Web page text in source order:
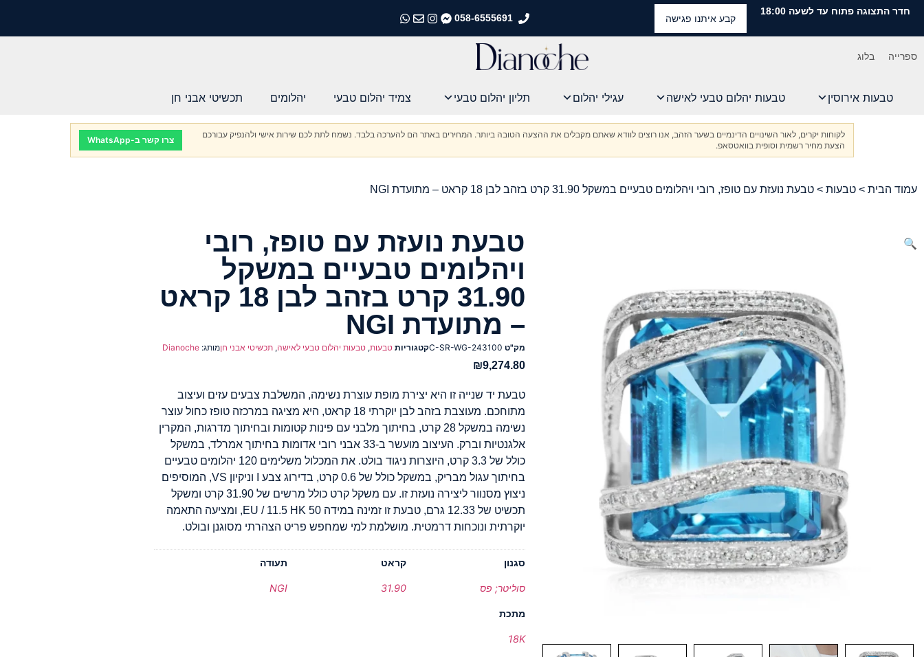
חדר התצוגה פתוח עד לשעה 18:00
קבע איתנו פגישה 058-6555691
התקשרו אלינו
התקשרו אלינו
התקשרו אלינו
התקשרו אלינו
ספרייה בלוג
טבעות אירוסין טבעות יהלום טבעי לאישה עגילי יהלום תליון יהלום טבעי צמיד יהלום טבעי יהלומים תכשיטי אבני חן
לקוחות יקרים, לאור השינויים הדינמיים בשער הזהב, אנו רוצים לוודא שאתם מקבלים את ההצעה הטובה ביותר. המחירים באתר הם להערכה בלבד. נשמח לתת לכם שירות אישי ולהנפיק עבורכם
הצעת מחיר רשמית וסופית בוואטסאפ.
צרו קשר ב-WhatsApp
עמוד הבית > טבעות > טבעת נועזת עם טופז, רובי ויהלומים טבעיים במשקל 31.90 קרט בזהב לבן 18 קראט – מתועדת NGI
🔍
טבעת נועזת עם טופז, רובי
ויהלומים טבעיים במשקל
31.90 קרט בזהב לבן 18 קראט
– מתועדת NGI
מק"ט C-SR-WG-243100קטגוריות טבעות, טבעות יהלום טבעי לאישה, תכשיטי אבני חןמותג: Dianoche
₪9,274.80
טבעת יד שנייה זו היא יצירת מופת עוצרת נשימה, המשלבת צבעים עזים ועיצוב
מתוחכם. מעוצבת בזהב לבן יוקרתי 18 קראט, היא מציגה במרכזה טופז כחול עוצר
נשימה במשקל 28 קרט, בחיתוך מלבני עם פינות קטומות ובחיתוך מדרגות, המקרין
אלגנטיות וברק. העיצוב מועשר ב-33 אבני רובי אדומות בחיתוך אמרלד, במשקל
כולל של 3.3 קרט, היוצרות ניגוד בולט. את המכלול משלימים 120 יהלומים טבעיים
בחיתוך עגול מבריק, במשקל כולל של 0.6 קרט, בדירוג צבע I וניקיון VS, המוסיפים
ניצוץ מסנוור ליצירה נועזת זו. עם משקל קרט כולל מרשים של 31.90 קרט ומשקל
תכשיט של 12.33 גרם, טבעת זו זמינה במידה 50 EU / 11.5 HK, ומציעה התאמה
יוקרתית ונוכחות דרמטית. מושלמת למי שמחפש פריט הצהרתי מסוגנן ובולט.
סגנון
סוליטר; פס
קראט
31.90
תעודה
NGI
מתכת
18K